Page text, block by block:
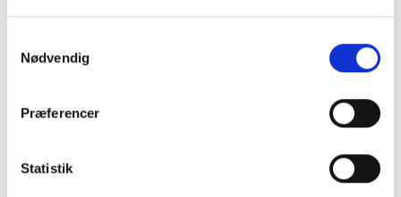
Nødvendig
Præferencer
Statistik